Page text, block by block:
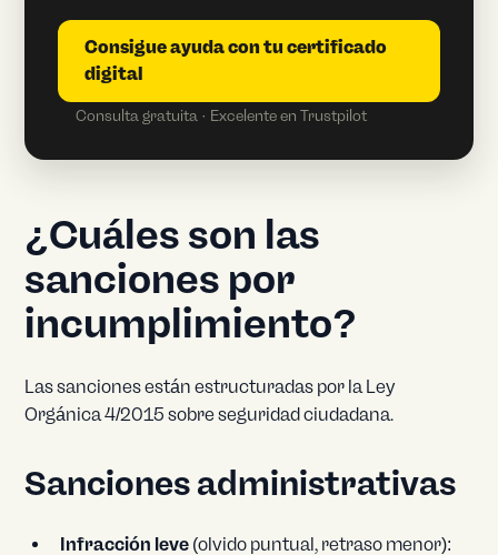
Consigue ayuda con tu certificado
digital
Consulta gratuita · Excelente en Trustpilot
¿Cuáles son las
sanciones por
incumplimiento?
Las sanciones están estructuradas por la Ley
Orgánica 4/2015 sobre seguridad ciudadana.
Sanciones administrativas
Infracción leve (olvido puntual, retraso menor):